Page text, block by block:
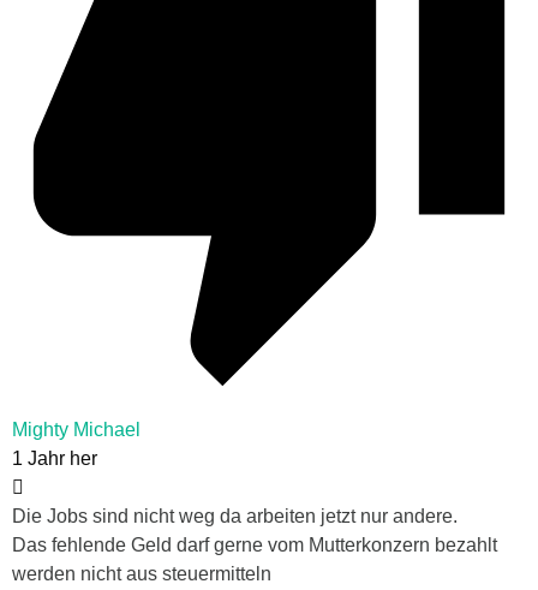
Mighty Michael
1 Jahr her
Die Jobs sind nicht weg da arbeiten jetzt nur andere.
Das fehlende Geld darf gerne vom Mutterkonzern bezahlt
werden nicht aus steuermitteln